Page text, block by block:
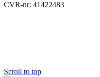
CVR-nr: 41422483
Scroll to top